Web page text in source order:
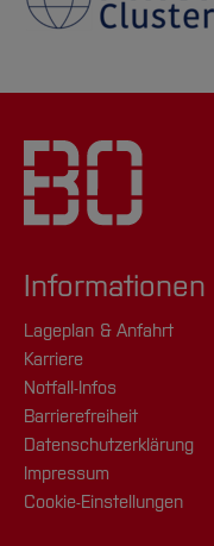
Informationen
Lageplan & Anfahrt
Karriere
Notfall-Infos
Barrierefreiheit
Datenschutzerklärung
Impressum
Cookie-Einstellungen